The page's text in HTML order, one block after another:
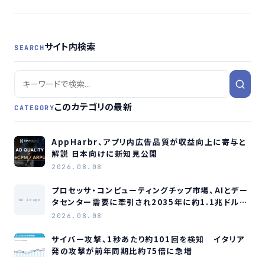
SEARCHサイト内検索
CATEGORYこのカテゴリの最新
AppHarbr、アプリ内広告品質が収益向上に寄与と
解説 日本向けに新知見公開
2026.08.08
No Image
プロセッサ・コンピューティングチップ市場、AIとデー
タセンター需要に牽引され2035年に約1.1兆ドル規
模へ成長か
2026.08.08
サイバー攻撃、1秒あたり約101回を検知 イタリア
発の攻撃が前年同期比約75倍に急増